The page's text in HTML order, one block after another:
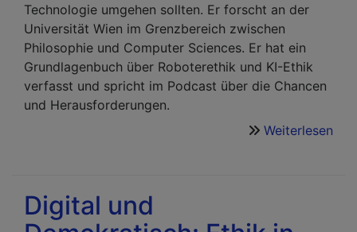
Technologie umgehen sollten. Er forscht an der
Universität Wien im Grenzbereich zwischen
Philosophie und Computer Sciences. Er hat ein
Grundlagenbuch über Roboterethik und KI-Ethik
verfasst und spricht im Podcast über die Chancen
und Herausforderungen.
Weiterlesen
Digital und